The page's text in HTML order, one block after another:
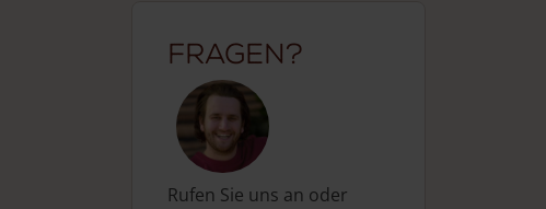
Fragen?
Rufen Sie uns an oder